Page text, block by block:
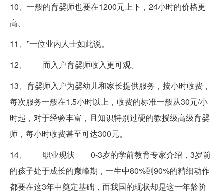
10、一般的育婴师也要在1200元上下，24小时的价格更
高。
11、”一位业内人士如此说。
12、 而入户育婴师收入更可观。
13、育婴师入户为婴幼儿和家长提供服务，按小时收费，
每次服务一般在1.5小时以上，收费的标准一般从30元/小
时起，对于经验丰富，且知识特别过硬的教授级高级育婴
师，每小时收费甚至可达300元。
14、 职业现状 0-3岁的学前教育专家介绍，3岁前
的孩子处于成长的巅峰期，一生中80%到90%的精细动作
都要在这3年中奠定基础，而我国的现状却是这一年龄阶